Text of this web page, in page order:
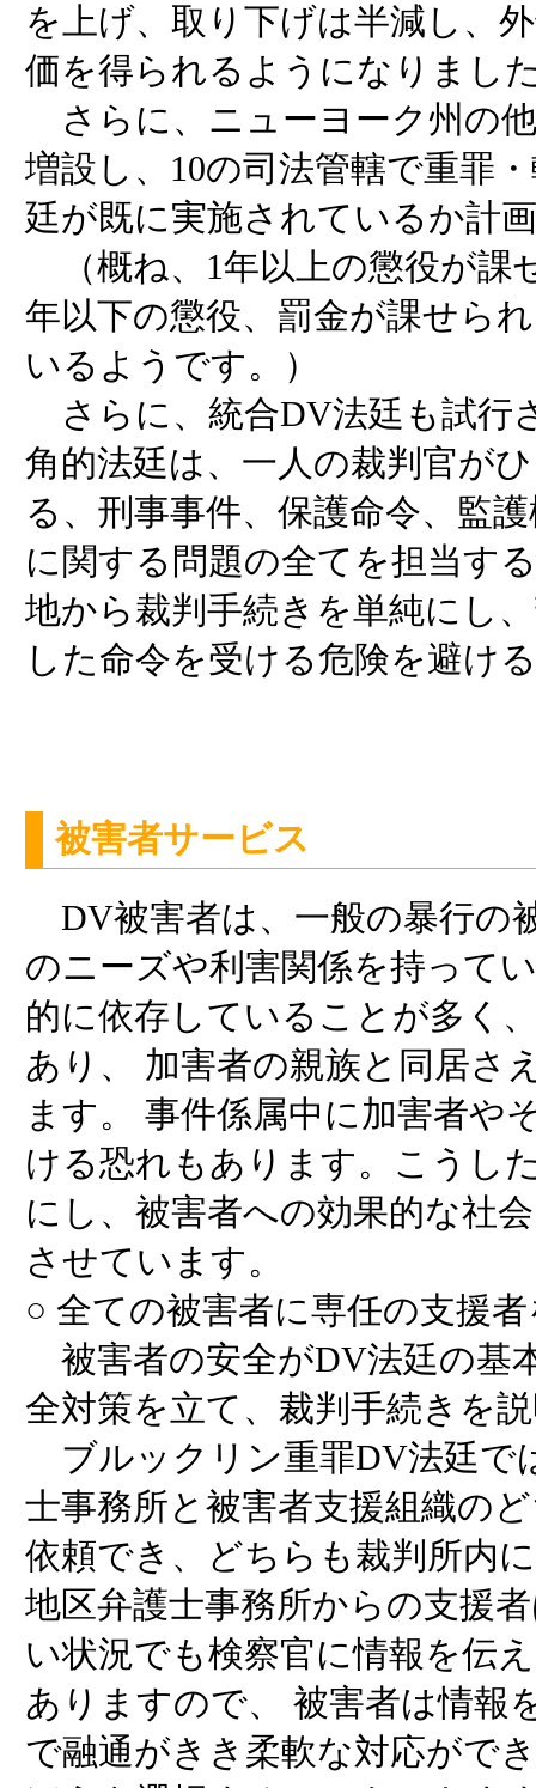
を上げ、取り下げは半減し、
価を得られるようになりまし
さらに、ニューヨーク州の
増設し、10の司法管轄で重罪
廷が既に実施されているか計
（概ね、1年以上の懲役が課
年以下の懲役、罰金が課せら
いるようです。）
さらに、統合DV法廷も試行
角的法廷は、一人の裁判官が
る、刑事事件、保護命令、監
に関する問題の全てを担当す
地から裁判手続きを単純にし
した命令を受ける危険を避け
被害者サービス
DV被害者は、一般の暴行の
のニーズや利害関係を持って
的に依存していることが多く
あり、 加害者の親族と同居さ
ます。 事件係属中に加害者や
ける恐れもあります。こうし
にし、被害者への効果的な社
させています。
○ 全ての被害者に専任の支援
被害者の安全がDV法廷の基
全対策を立て、裁判手続きを
ブルックリン重罪DV法廷で
士事務所と被害者支援組織の
依頼でき、どちらも裁判所内
地区弁護士事務所からの支援
い状況でも検察官に情報を伝
ありますので、 被害者は情報
で融通がきき柔軟な対応がで